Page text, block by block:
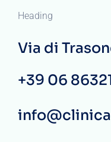
Heading
Via di
+39 06